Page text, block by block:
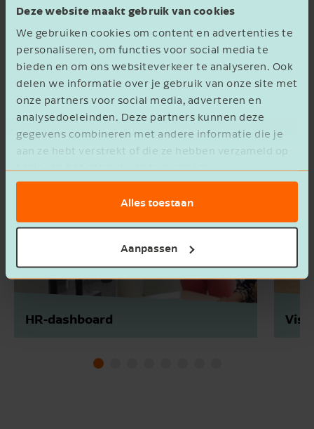
Deze website maakt gebruik van cookies
We gebruiken cookies om content en advertenties te
personaliseren, om functies voor social media te
bieden en om ons websiteverkeer te analyseren. Ook
delen we informatie over je gebruik van onze site met
onze partners voor social media, adverteren en
analysedoeleinden. Deze partners kunnen deze
gegevens combineren met andere informatie die je
aan ze hebt verstrekt of die ze hebben verzameld op
basis van het gebruik van hun services.
Alles toestaan
Aanpassen
volledig geautomatiseerde omgeving van HR &
HR-dashboard